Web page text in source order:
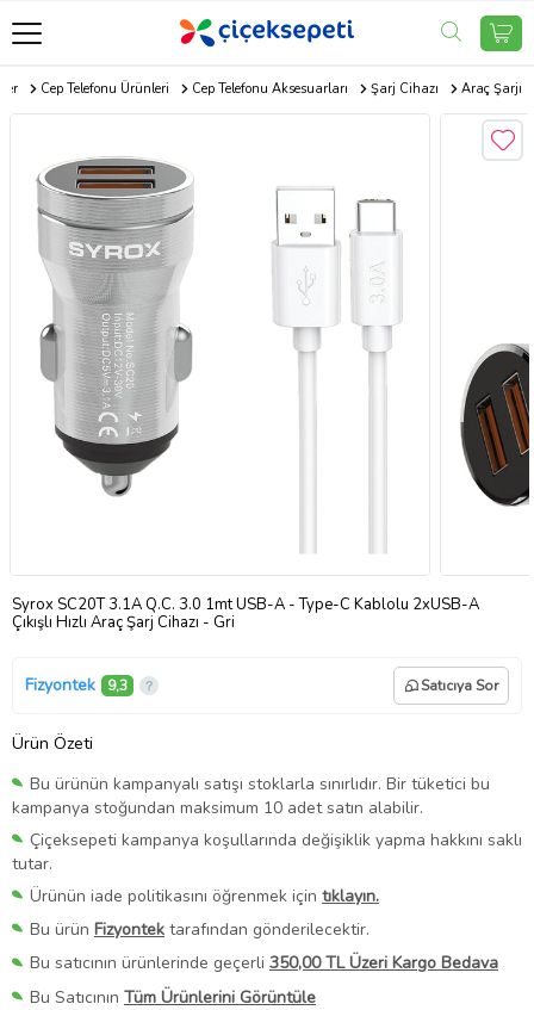
Cep Telefonu Ürünleri Cep Telefonu Aksesuarları Şarj Cihazı Araç Şarjı
Syrox SC20T 3.1A Q.C. 3.0 1mt USB-A - Type-C Kablolu 2xUSB-A
Çıkışlı Hızlı Araç Şarj Cihazı - Gri
Fizyontek 9,3 Satıcıya Sor
Ürün Özeti
Bu ürünün kampanyalı satışı stoklarla sınırlıdır. Bir tüketici bu
kampanya stoğundan maksimum 10 adet satın alabilir.
Çiçeksepeti kampanya koşullarında değişiklik yapma hakkını saklı
tutar.
Ürünün iade politikasını öğrenmek için tıklayın.
Bu ürün Fizyontek tarafından gönderilecektir.
Bu satıcının ürünlerinde geçerli 350,00 TL Üzeri Kargo Bedava
Bu Satıcının Tüm Ürünlerini Görüntüle